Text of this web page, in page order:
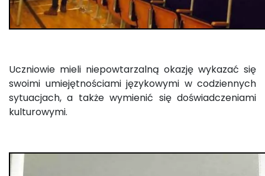
Uczniowie mieli niepowtarzalną okazję wykazać się
swoimi umiejętnościami językowymi w codziennych
sytuacjach, a także wymienić się doświadczeniami
kulturowymi.